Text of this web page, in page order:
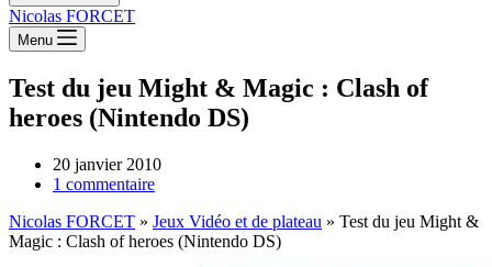
Nicolas FORCET
Menu
Test du jeu Might & Magic : Clash of
heroes (Nintendo DS)
20 janvier 2010
1 commentaire
Nicolas FORCET » Jeux Vidéo et de plateau » Test du jeu Might &
Magic : Clash of heroes (Nintendo DS)